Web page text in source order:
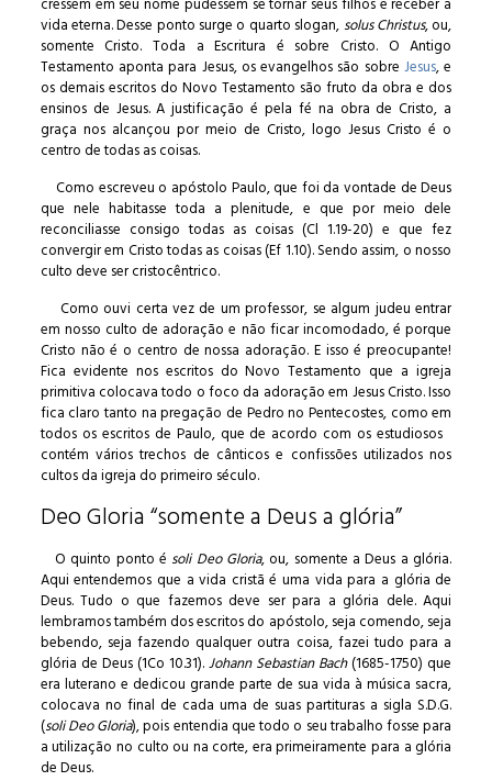
vida eterna. Desse ponto surge o quarto slogan, solus Christus, ou,
somente Cristo. Toda a Escritura é sobre Cristo. O Antigo
Testamento aponta para Jesus, os evangelhos são sobre Jesus, e
os demais escritos do Novo Testamento são fruto da obra e dos
ensinos de Jesus. A justificação é pela fé na obra de Cristo, a
graça nos alcançou por meio de Cristo, logo Jesus Cristo é o
centro de todas as coisas.
Como escreveu o apóstolo Paulo, que foi da vontade de Deus
que nele habitasse toda a plenitude, e que por meio dele
reconciliasse consigo todas as coisas (Cl 1.19-20) e que fez
convergir em Cristo todas as coisas (Ef 1.10). Sendo assim, o nosso
culto deve ser cristocêntrico.
Como ouvi certa vez de um professor, se algum judeu entrar
em nosso culto de adoração e não ficar incomodado, é porque
Cristo não é o centro de nossa adoração. E isso é preocupante!
Fica evidente nos escritos do Novo Testamento que a igreja
primitiva colocava todo o foco da adoração em Jesus Cristo. Isso
fica claro tanto na pregação de Pedro no Pentecostes, como em
todos os escritos de Paulo, que de acordo com os estudiosos
contém vários trechos de cânticos e confissões utilizados nos
cultos da igreja do primeiro século.
Deo Gloria “somente a Deus a glória”
O quinto ponto é soli Deo Gloria, ou, somente a Deus a glória.
Aqui entendemos que a vida cristã é uma vida para a glória de
Deus. Tudo o que fazemos deve ser para a glória dele. Aqui
lembramos também dos escritos do apóstolo, seja comendo, seja
bebendo, seja fazendo qualquer outra coisa, fazei tudo para a
glória de Deus (1Co 10.31).Johann Sebastian Bach(1685-1750) que
era luterano e dedicou grande parte de sua vida à música sacra,
colocava no final de cada uma de suas partituras a sigla S.D.G.
(soli Deo Gloria), pois entendia que todo o seu trabalho fosse para
a utilização no culto ou na corte, era primeiramente para a glória
de Deus.